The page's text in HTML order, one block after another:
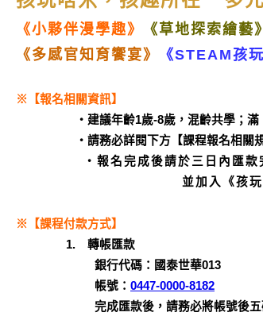
《小夥伴漫學趣》 《草地探索繪藝》
《多感官知育饗宴》
《STEAM孩
※【報名相關資訊】
‧建議年齡1歲-8歲，混齡共學；滿「1
‧請務必詳閱下方【課程報名相關規定
‧報名完成後請於三日內匯款完
並加入《孩玩啥米》官方
※【課程付款方式】
1. 轉帳匯款
銀行代碼：國泰世華013
帳號： 0447-0000-8182
完成匯款後，請務必將帳號後五